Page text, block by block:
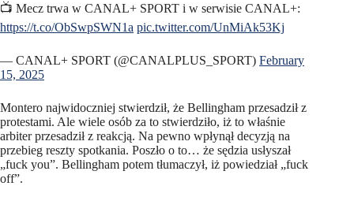
📺 Mecz trwa w CANAL+ SPORT i w serwisie CANAL+:
https://t.co/ObSwpSWN1a pic.twitter.com/UnMiAk53Kj
— CANAL+ SPORT (@CANALPLUS_SPORT) February
15, 2025
Montero najwidoczniej stwierdził, że Bellingham przesadził z
protestami. Ale wiele osób za to stwierdziło, iż to właśnie
arbiter przesadził z reakcją. Na pewno wpłynął decyzją na
przebieg reszty spotkania. Poszło o to… że sędzia usłyszał
„fuck you”. Bellingham potem tłumaczył, iż powiedział „fuck
off”.